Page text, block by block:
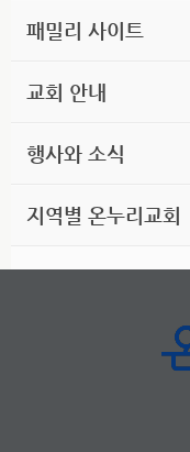
패밀리 사이트
교회 안내
행사와 소식
지역별 온누리교회